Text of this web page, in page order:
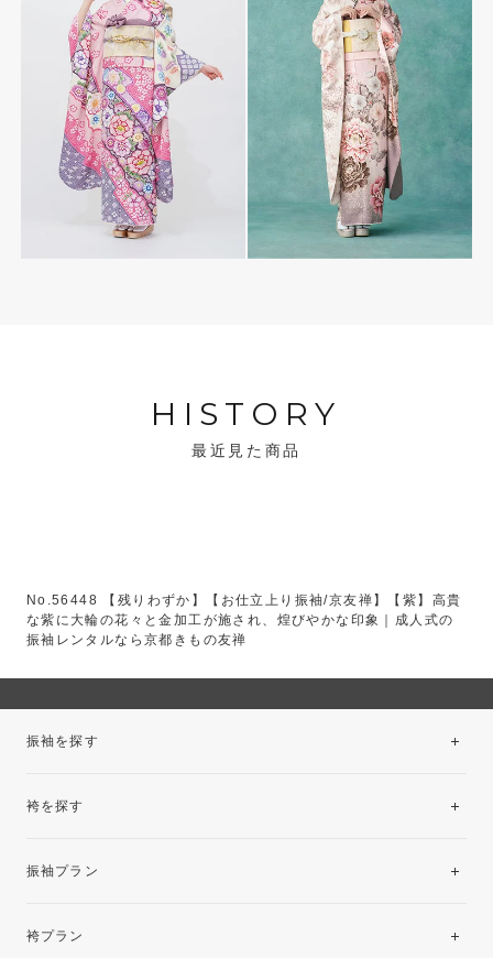
HISTORY
最近見た商品
No.56448 【残りわずか】【お仕立上り振袖/京友禅】【紫】高貴
な紫に大輪の花々と金加工が施され、煌びやかな印象｜成人式の
振袖レンタルなら京都きもの友禅
振袖を探す
袴を探す
振袖プラン
レンタルプラン
袴プラン